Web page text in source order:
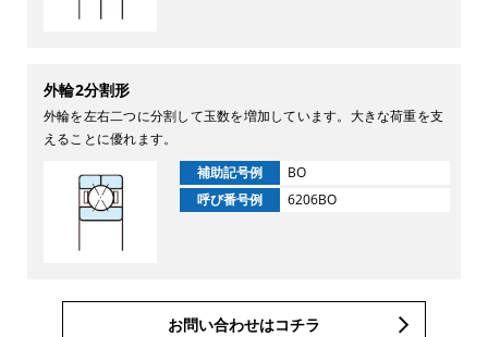
外輪2分割形
外輪を左右二つに分割して玉数を増加しています。大きな荷重を支
えることに優れます。
補助記号例
BO
呼び番号例
6206BO
お問い合わせはコチラ